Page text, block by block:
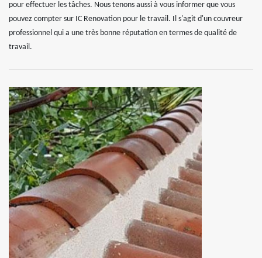
pour effectuer les tâches. Nous tenons aussi à vous informer que vous
pouvez compter sur IC Renovation pour le travail. Il s'agit d'un couvreur
professionnel qui a une très bonne réputation en termes de qualité de
travail.